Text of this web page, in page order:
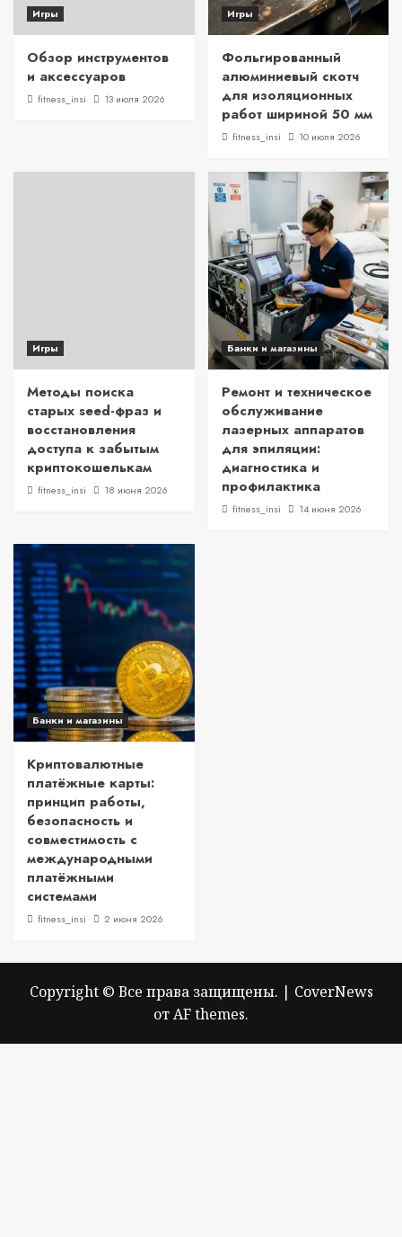
Игры
Обзор инструментов
и аксессуаров
fitness_insi 13 июля 2026
Игры
Фольгированный
алюминиевый скотч
для изоляционных
работ шириной 50 мм
fitness_insi 10 июля 2026
Игры
Методы поиска
старых seed-фраз и
восстановления
доступа к забытым
криптокошелькам
fitness_insi 18 июня 2026
Банки и магазины
Ремонт и техническое
обслуживание
лазерных аппаратов
для эпиляции:
диагностика и
профилактика
fitness_insi 14 июня 2026
Банки и магазины
Криптовалютные
платёжные карты:
принцип работы,
безопасность и
совместимость с
международными
платёжными
системами
fitness_insi 2 июня 2026
Copyright © Все права защищены. | CoverNews
от AF themes.